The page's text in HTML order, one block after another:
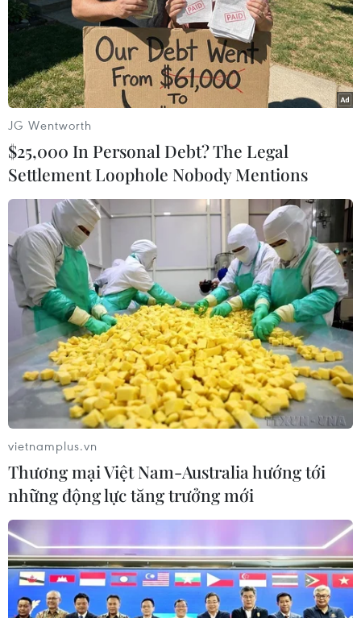
thứ ba cho những người bị suy giảm hệ miễn
dịch và nhóm đối tượng này chỉ chiếm một
phần rất nhỏ dân số thế giới./.
(TTXVN/Vietnam+)
#COVID-19 #biến thể Delta #vaccine
#tiêm chủng
#suy giảm hệ miễn dịch
Theo dõi VietnamPlus
JG Wentworth
$25,000 In Personal Debt? The Legal
Settlement Loophole Nobody Mentions
vietnamplus.vn
Thương mại Việt Nam-Australia hướng tới
những động lực tăng trưởng mới